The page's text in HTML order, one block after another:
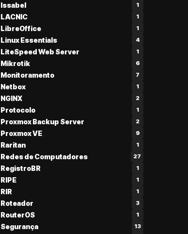
Issabel 1
LACNIC 1
LibreOffice 1
Linux Essentials 4
LiteSpeed Web Server 1
Mikrotik 6
Monitoramento 7
Netbox 1
NGINX 2
Protocolo 1
Proxmox Backup Server 2
Proxmox VE 9
Raritan 1
Redes de Computadores 27
RegistroBR 1
RIPE 1
RIR 1
Roteador 3
RouterOS 1
Segurança 13